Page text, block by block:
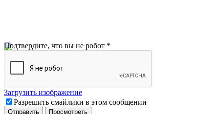
Подтвердите, что вы не робот *
Загрузить изображение
Разрешить смайлики в этом сообщении